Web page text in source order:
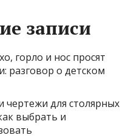
записи
горло и нос просят
разговор о детском
чертежи для столярных
выбрать и